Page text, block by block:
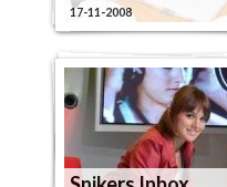
17-11-2008